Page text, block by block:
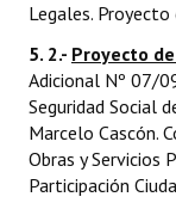
Legales. Proyecto
5. 2.- Proyecto
Adicional Nº 07/
Seguridad Social
Marcelo Cascón.
Obras y Servicios
Participación